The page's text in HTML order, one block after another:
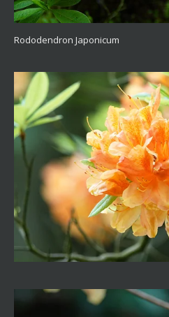
Rododendron Japonicum